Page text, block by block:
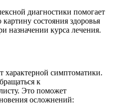
диагностики помогает
состояния здоровья
назначении курса лечения.
характерной симптоматики.
к
Это поможет
осложнений: